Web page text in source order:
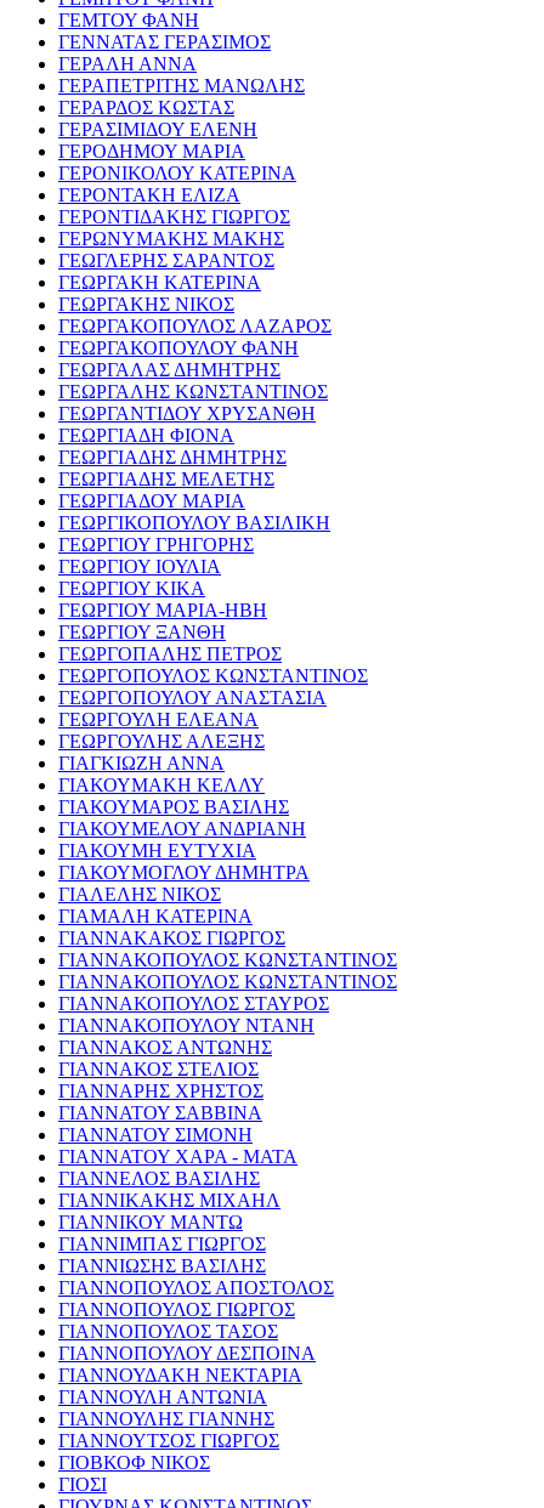
ΓΕΜΤΟΥ ΦΑΝΗ
ΓΕΝΝΑΤΑΣ ΓΕΡΑΣΙΜΟΣ
ΓΕΡΑΛΗ ΑΝΝΑ
ΓΕΡΑΠΕΤΡΙΤΗΣ ΜΑΝΩΛΗΣ
ΓΕΡΑΡΔΟΣ ΚΩΣΤΑΣ
ΓΕΡΑΣΙΜΙΔΟΥ ΕΛΕΝΗ
ΓΕΡΟΔΗΜΟΥ ΜΑΡΙΑ
ΓΕΡΟΝΙΚΟΛΟΥ ΚΑΤΕΡΙΝΑ
ΓΕΡΟΝΤΑΚΗ ΕΛΙΖΑ
ΓΕΡΟΝΤΙΔΑΚΗΣ ΓΙΩΡΓΟΣ
ΓΕΡΩΝΥΜΑΚΗΣ ΜΑΚΗΣ
ΓΕΩΓΛΕΡΗΣ ΣΑΡΑΝΤΟΣ
ΓΕΩΡΓΑΚΗ ΚΑΤΕΡΙΝΑ
ΓΕΩΡΓΑΚΗΣ ΝΙΚΟΣ
ΓΕΩΡΓΑΚΟΠΟΥΛΟΣ ΛΑΖΑΡΟΣ
ΓΕΩΡΓΑΚΟΠΟΥΛΟΥ ΦΑΝΗ
ΓΕΩΡΓΑΛΑΣ ΔΗΜΗΤΡΗΣ
ΓΕΩΡΓΑΛΗΣ ΚΩΝΣΤΑΝΤΙΝΟΣ
ΓΕΩΡΓΑΝΤΙΔΟΥ ΧΡΥΣΑΝΘΗ
ΓΕΩΡΓΙΑΔΗ ΦΙΟΝΑ
ΓΕΩΡΓΙΑΔΗΣ ΔΗΜΗΤΡΗΣ
ΓΕΩΡΓΙΑΔΗΣ ΜΕΛΕΤΗΣ
ΓΕΩΡΓΙΑΔΟΥ ΜΑΡΙΑ
ΓΕΩΡΓΙΚΟΠΟΥΛΟΥ ΒΑΣΙΛΙΚΗ
ΓΕΩΡΓΙΟΥ ΓΡΗΓΟΡΗΣ
ΓΕΩΡΓΙΟΥ ΙΟΥΛΙΑ
ΓΕΩΡΓΙΟΥ ΚΙΚΑ
ΓΕΩΡΓΙΟΥ ΜΑΡΙΑ-ΗΒΗ
ΓΕΩΡΓΙΟΥ ΞΑΝΘΗ
ΓΕΩΡΓΟΠΑΛΗΣ ΠΕΤΡΟΣ
ΓΕΩΡΓΟΠΟΥΛΟΣ ΚΩΝΣΤΑΝΤΙΝΟΣ
ΓΕΩΡΓΟΠΟΥΛΟΥ ΑΝΑΣΤΑΣΙΑ
ΓΕΩΡΓΟΥΛΗ ΕΛΕΑΝΑ
ΓΕΩΡΓΟΥΛΗΣ ΑΛΕΞΗΣ
ΓΙΑΓΚΙΩΖΗ ΑΝΝΑ
ΓΙΑΚΟΥΜΑΚΗ ΚΕΛΛΥ
ΓΙΑΚΟΥΜΑΡΟΣ ΒΑΣΙΛΗΣ
ΓΙΑΚΟΥΜΕΛΟΥ ΑΝΔΡΙΑΝΗ
ΓΙΑΚΟΥΜΗ ΕΥΤΥΧΙΑ
ΓΙΑΚΟΥΜΟΓΛΟΥ ΔΗΜΗΤΡΑ
ΓΙΑΛΕΛΗΣ ΝΙΚΟΣ
ΓΙΑΜΑΛΗ ΚΑΤΕΡΙΝΑ
ΓΙΑΝΝΑΚΑΚΟΣ ΓΙΩΡΓΟΣ
ΓΙΑΝΝΑΚΟΠΟΥΛΟΣ ΚΩΝΣΤΑΝΤΙΝΟΣ
ΓΙΑΝΝΑΚΟΠΟΥΛΟΣ ΚΩΝΣΤΑΝΤΙΝΟΣ
ΓΙΑΝΝΑΚΟΠΟΥΛΟΣ ΣΤΑΥΡΟΣ
ΓΙΑΝΝΑΚΟΠΟΥΛΟΥ ΝΤΑΝΗ
ΓΙΑΝΝΑΚΟΣ ΑΝΤΩΝΗΣ
ΓΙΑΝΝΑΚΟΣ ΣΤΕΛΙΟΣ
ΓΙΑΝΝΑΡΗΣ ΧΡΗΣΤΟΣ
ΓΙΑΝΝΑΤΟΥ ΣΑΒΒΙΝΑ
ΓΙΑΝΝΑΤΟΥ ΣΙΜΟΝΗ
ΓΙΑΝΝΑΤΟΥ ΧΑΡΑ - ΜΑΤΑ
ΓΙΑΝΝΕΛΟΣ ΒΑΣΙΛΗΣ
ΓΙΑΝΝΙΚΑΚΗΣ ΜΙΧΑΗΛ
ΓΙΑΝΝΙΚΟΥ ΜΑΝΤΩ
ΓΙΑΝΝΙΜΠΑΣ ΓΙΩΡΓΟΣ
ΓΙΑΝΝΙΩΣΗΣ ΒΑΣΙΛΗΣ
ΓΙΑΝΝΟΠΟΥΛΟΣ ΑΠΟΣΤΟΛΟΣ
ΓΙΑΝΝΟΠΟΥΛΟΣ ΓΙΩΡΓΟΣ
ΓΙΑΝΝΟΠΟΥΛΟΣ ΤΑΣΟΣ
ΓΙΑΝΝΟΠΟΥΛΟΥ ΔΕΣΠΟΙΝΑ
ΓΙΑΝΝΟΥΔΑΚΗ ΝΕΚΤΑΡΙΑ
ΓΙΑΝΝΟΥΛΗ ΑΝΤΩΝΙΑ
ΓΙΑΝΝΟΥΛΗΣ ΓΙΑΝΝΗΣ
ΓΙΑΝΝΟΥΤΣΟΣ ΓΙΩΡΓΟΣ
ΓΙΟΒΚΟΦ ΝΙΚΟΣ
ΓΙΟΣΙ